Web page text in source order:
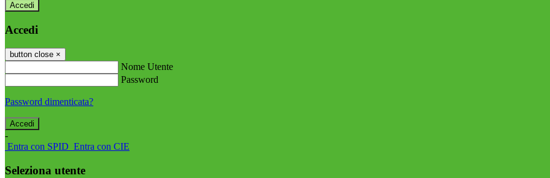
Accedi
Accedi
button close ×
Nome Utente
Password
Password dimenticata?
-
Entra con SPID Entra con CIE
Seleziona utente